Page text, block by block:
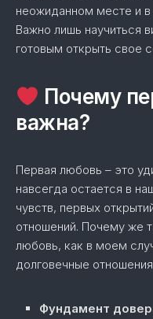
неожиданном месте и
Важно лишь научиться
готовым открыть свое
Почему
важна?
Первая любовь – это
навсегда остается в
чувств, первых
отношений. Почему же
любовь, как в моем
долговечные
Фундамент